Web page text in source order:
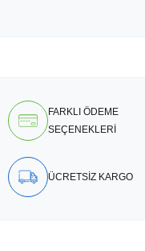
FARKLI ÖDEME
SEÇENEKLERİ
ÜCRETSİZ KARGO